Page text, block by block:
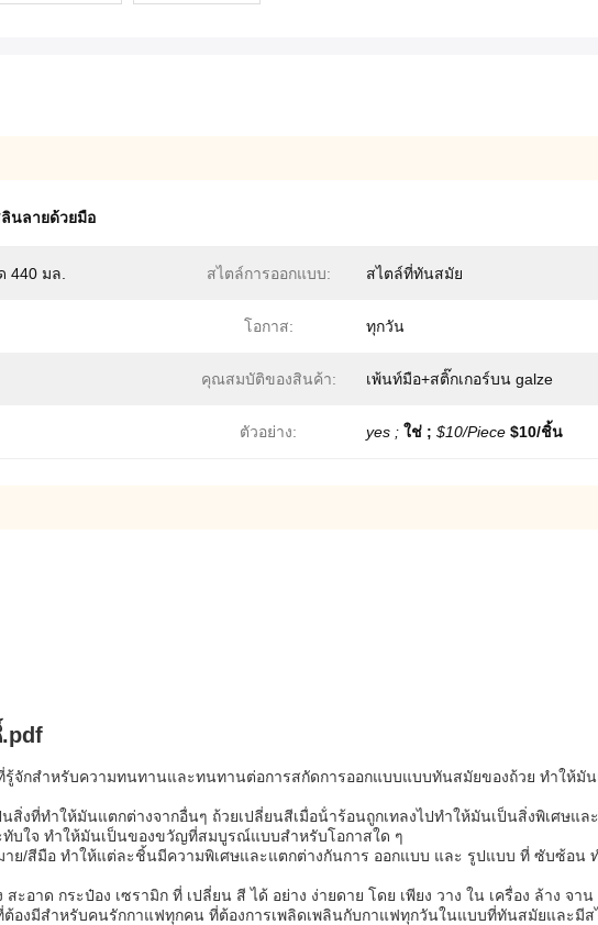
ลินลายด้วยมือ
440 มล. สไตล์การออกแบบ: สไตล์ที่ทันสมัย
โอกาส: ทุกวัน
คุณสมบัติของสินค้า: เพ้นท์มือ+สติ๊กเกอร์บน galze
ตัวอย่าง: yes ; ใช่ ; $10/Piece $10/ชิ้น
รู้จักสําหรับความทนทานและทนทานต่อการสกัดการออกแบบแบบทันสมัยของถ้วย ทําให้
สิ่งที่ทําให้มันแตกต่างจากอื่นๆ ถ้วยเปลี่ยนสีเมื่อน้ําร้อนถูกเทลงไปทําให้มันเป็นสิ่งพิเศษ
บใจ ทําให้มันเป็นของขวัญที่สมบูรณ์แบบสําหรับโอกาสใด ๆ
าย/สีมือ ทําให้แต่ละชิ้นมีความพิเศษและแตกต่างกันการ ออกแบบ และ รูปแบบ ที่ ซับซ้อน
อาด กระป๋อง เซรามิก ที่ เปลี่ยน สี ได้ อย่าง ง่ายดาย โดย เพียง วาง ใน เครื่อง ล้าง จา
ต้องมีสําหรับคนรักกาแฟทุกคน ที่ต้องการเพลิดเพลินกับกาแฟทุกวันในแบบที่ทันสมัยและมี